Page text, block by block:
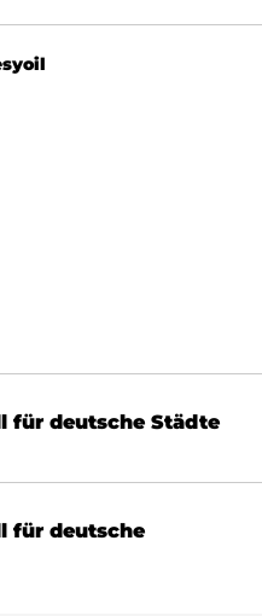
für deutsche Städte
für deutsche